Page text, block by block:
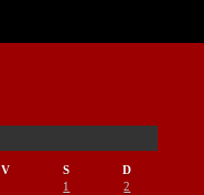
V S
D
1
2